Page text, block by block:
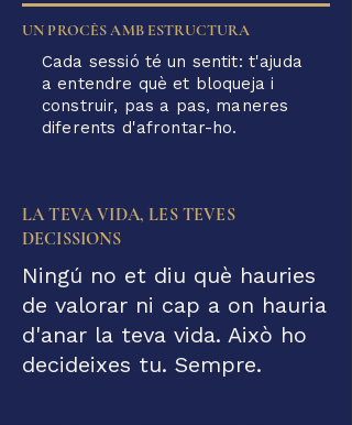
UN PROCÈS AMB ESTRUCTURA
Cada sessió té un sentit: t'ajuda
a entendre què et bloqueja i
construir, pas a pas, maneres
diferents d'afrontar-ho.
LA TEVA VIDA, LES TEVES
DECISSIONS
Ningú no et diu què hauries
de valorar ni cap a on hauria
d'anar la teva vida. Això ho
decideixes tu. Sempre.